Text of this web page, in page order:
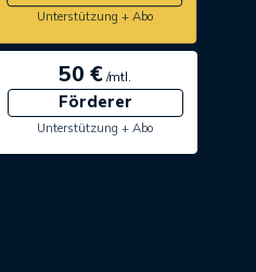
Unterstützung + Abo
50 € /mtl.
Förderer
Unterstützung + Abo